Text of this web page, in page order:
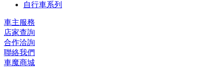
自行車系列
車主服務
店家查詢
合作洽詢
聯絡我們
車魔商城